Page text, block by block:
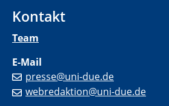
Kontakt
Team
E-Mail
presse@uni-due.de
webredaktion@uni-due.de